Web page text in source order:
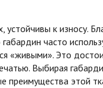
к износу.
часто
«живыми». Это
Выбирая
преимущества этой